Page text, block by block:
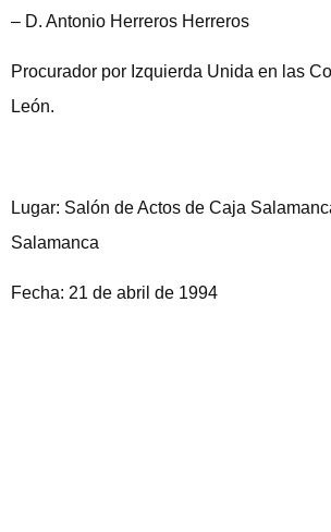
– D. Antonio Herreros Herreros
Procurador por Izquierda Unida en las
León.
Lugar: Salón de Actos de Caja
Salamanca
Fecha: 21 de abril de 1994